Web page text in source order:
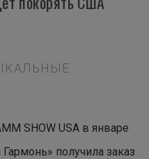
SHOW USA в январе
получила заказ